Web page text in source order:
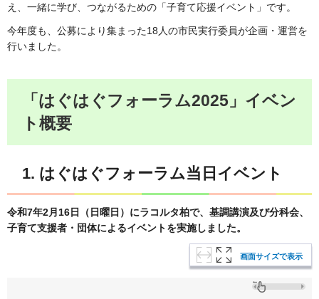
え、一緒に学び、つながるための「子育て応援イベント」です。
今年度も、公募により集まった18人の市民実行委員が企画・運営を
行いました。
「はぐはぐフォーラム2025」イベン
ト概要
1. はぐはぐフォーラム当日イベント
令和7年2月16日（日曜日）にラコルタ柏で、基調講演及び分科会、
子育て支援者・団体によるイベントを実施しました。
画面サイズで表示